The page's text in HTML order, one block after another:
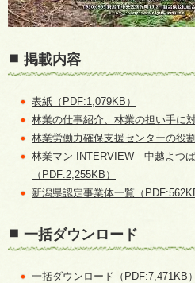
掲載内容
表紙（PDF:1,079KB）
林業の仕事紹介、林業の担い手に
林業労働力確保支援センターの役
林業マン INTERVIEW 中越よつ
（PDF:2,255KB）
新潟県認定事業体一覧（
一括ダウンロード
一括ダウンロード（PDF:7,471KB）